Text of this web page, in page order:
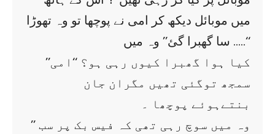
میں موبائل دیکھ کر امی نے پوچھا تو وہ تھوڑا
سا گھبرا گئ’’ وہ میں …..‘‘
’’کیا ہوا گھبرا کیوں رہی ہو؟ ‘‘امی
سمجھ توگئی تھیں مگران جان
بنتےہوئے پوچھا ۔
’’ وہ میں سوچ رہی تھی کہ فیس بک پر سب